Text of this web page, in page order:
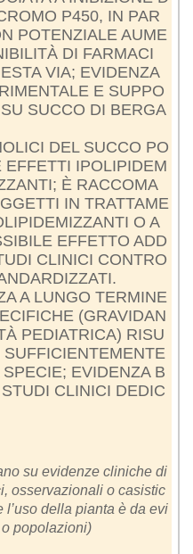
P450, IN PAR
POTENZIALE AUME
DI FARMACI
VIA; EVIDENZA
E SUPPO
SUCCO DI BERGA
DEL SUCCO PO
IPOLIPIDEM
È RACCOMA
IN TRATTAME
O A
EFFETTO ADD
CLINICI CONTRO
A LUNGO TERMINE
(GRAVIDAN
PEDIATRICA) RISU
EVIDENZA B
CLINICI DEDIC
su evidenze cliniche di
osservazionali o casistic
della pianta è da evi
popolazioni)